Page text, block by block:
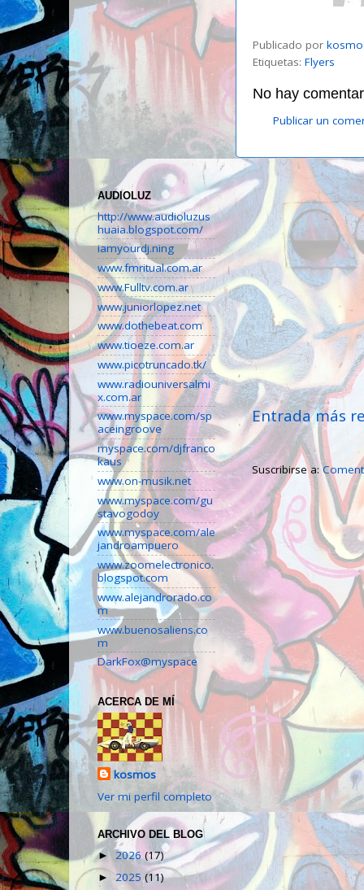
Publicado por
Etiquetas: Flyers
No hay
Publicar un
Entrada más
Suscribirse a:
AUDIOLUZ
http://www.audioluzus
huaia.blogspot.com/
iamyourdj.ning
www.fmritual.com.ar
www.Fulltv.com.ar
www.juniorlopez.net
www.dothebeat.com
www.tioeze.com.ar
www.picotruncado.tk/
www.radiouniversalmi
x.com.ar
www.myspace.com/sp
aceingroove
myspace.com/djfranco
kaus
www.on-musik.net
www.myspace.com/gu
stavogodoy
www.myspace.com/ale
jandroampuero
www.zoomelectronico.
blogspot.com
www.alejandrorado.co
m
www.buenosaliens.co
m
DarkFox@myspace
ACERCA DE MÍ
kosmos
Ver mi perfil completo
ARCHIVO DEL BLOG
► 2026(17)
► 2025(11)